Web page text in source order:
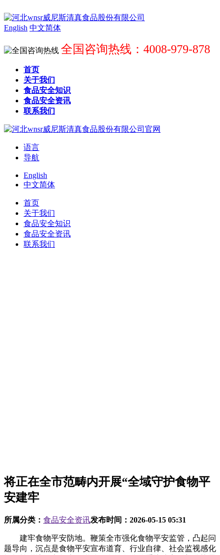
English 中文简体
全国咨询热线：4008-979-878
首页
关于我们
食品安全知识
食品安全资讯
联系我们
语言
导航
English
中文简体
首页
关于我们
食品安全知识
食品安全资讯
联系我们
将正在全市范畴内开展“全域守护食物平
安建牢
所属分类： 食品安全资讯发布时间： 2026-05-15 05:31
建牢食物平安防地。鞭策全市强化食物平安监管，凸起问
题导向，沉点是食物平安宣布道育、行业自律、社会监视感化